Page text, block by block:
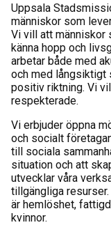
Uppsala
människor som
Vi vill att människor
känna hopp och
arbetar både med
och med
positiv riktning. Vi
respekterade.
Vi erbjuder öppna
och socialt
till sociala
situation och att
utvecklar våra
tillgängliga
är hemlöshet,
kvinnor.